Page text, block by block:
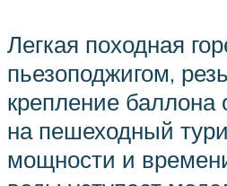
Легкая походная
пьезоподжигом,
крепление баллона
на пешеходный
мощности и